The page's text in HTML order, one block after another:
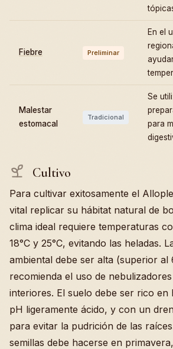
Fiebre Preliminar
En el
Malestar
estomacal
Tradicional
Se
para
Cultivo
Para cultivar exitosamente el
vital replicar su hábitat natural de
clima ideal requiere temperaturas
18°C y 25°C, evitando las heladas.
ambiental debe ser alta (superior al
recomienda el uso de
interiores. El suelo debe ser rico
pH ligeramente ácido, y con un
para evitar la pudrición de las
semillas debe hacerse en